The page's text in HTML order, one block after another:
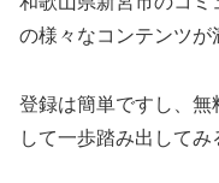
の様々なコンテンツが
登録は簡単ですし、
して一歩踏み出してみ